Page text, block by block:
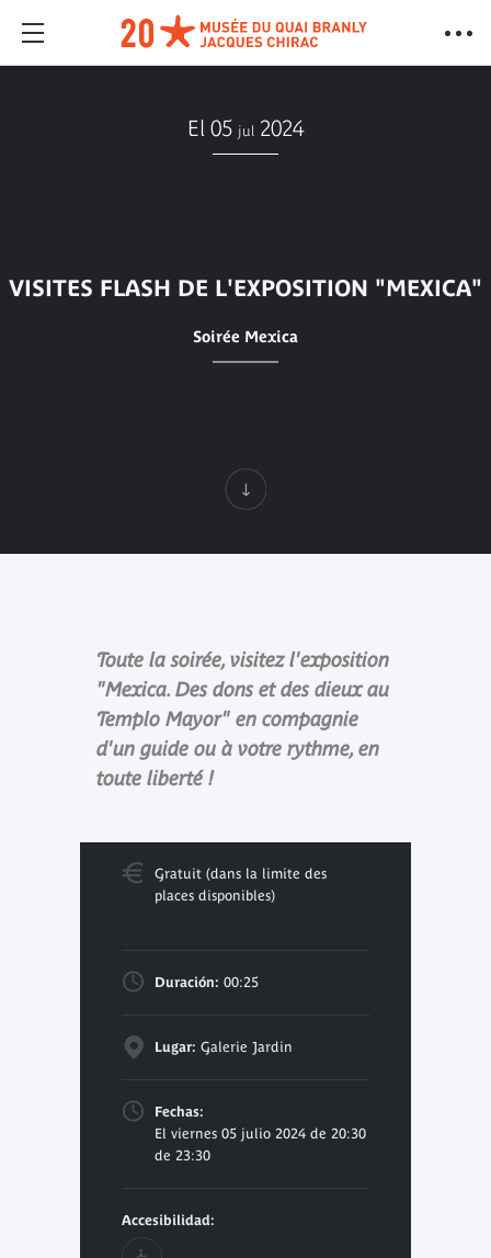
El 05 jul 2024
VISITES FLASH DE L'EXPOSITION "MEXICA"
Soirée Mexica
Toute la soirée, visitez l'exposition
"Mexica. Des dons et des dieux au
Templo Mayor" en compagnie
d'un guide ou à votre rythme, en
toute liberté !
Gratuit (dans la limite des
places disponibles)
Duración: 00:25
Lugar: Galerie Jardin
Fechas:
El viernes 05 julio 2024 de 20:30
de 23:30
Accesibilidad: